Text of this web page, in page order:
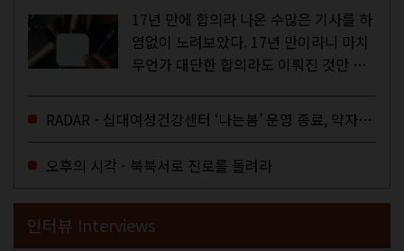
17년 만에 합의라 나온 수많은 기사를 하
염없이 노려보았다. 17년 만이라니 마치
무언가 대단한 합의라도 이뤄진 것만 같
을 결정하는 심의기구인 최저임금위원회
에 대한 소식을 전하는 기사였는데,...
RADAR - 십대여성건강센터 ‘나는봄’ 운영 종료, 약자로부터 멀어지는 도시
오후의 시각 - 북북서로 진로를 돌려라
인터뷰 Interviews